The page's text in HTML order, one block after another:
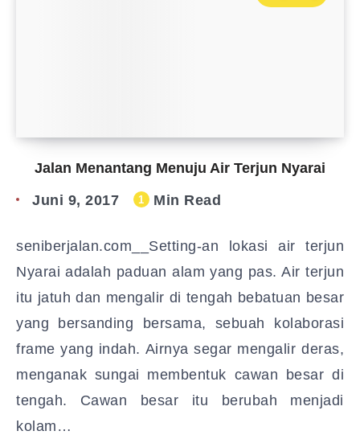
Jalan Menantang Menuju Air Terjun Nyarai
Juni 9, 2017 1 Min Read
seniberjalan.com__Setting-an lokasi air terjun
Nyarai adalah paduan alam yang pas. Air terjun
itu jatuh dan mengalir di tengah bebatuan besar
yang bersanding bersama, sebuah kolaborasi
frame yang indah. Airnya segar mengalir deras,
menganak sungai membentuk cawan besar di
tengah. Cawan besar itu berubah menjadi
kolam…